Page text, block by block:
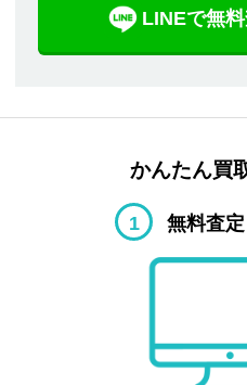
LINEで無
かんたん買
1 無料査